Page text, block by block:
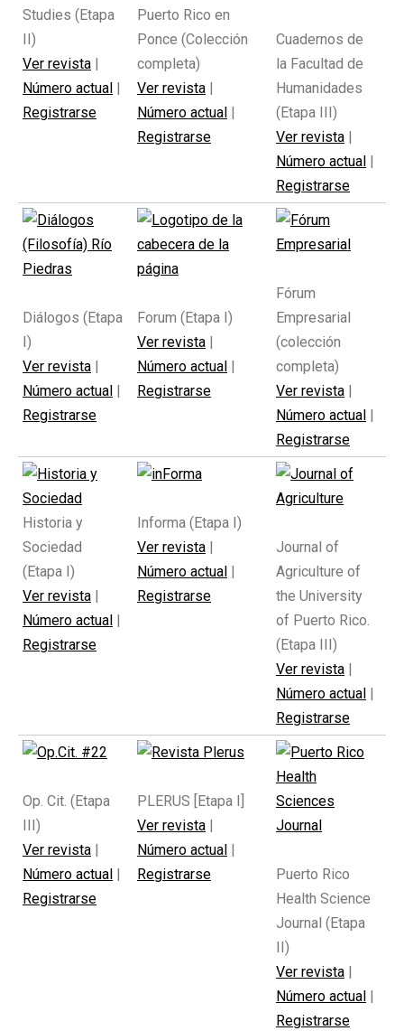
Studies (Etapa
II)
Ver revista |
Número actual |
Registrarse
Puerto Rico en
Ponce (Colección
completa)
Ver revista |
Número actual |
Registrarse
Cuadernos de
la Facultad de
Humanidades
(Etapa III)
Ver revista |
Número actual |
Registrarse
Diálogos (Etapa
I)
Ver revista |
Número actual |
Registrarse
Forum (Etapa I)
Ver revista |
Número actual |
Registrarse
Fórum
Empresarial
(colección
completa)
Ver revista |
Número actual |
Registrarse
Historia y
Sociedad
(Etapa I)
Ver revista |
Número actual |
Registrarse
Informa (Etapa I)
Ver revista |
Número actual |
Registrarse
Journal of
Agriculture of
the University
of Puerto Rico.
(Etapa III)
Ver revista |
Número actual |
Registrarse
Op. Cit. (Etapa
III)
Ver revista |
Número actual |
Registrarse
PLERUS [Etapa I]
Ver revista |
Número actual |
Registrarse
Puerto Rico
Health Science
Journal (Etapa
II)
Ver revista |
Número actual |
Registrarse